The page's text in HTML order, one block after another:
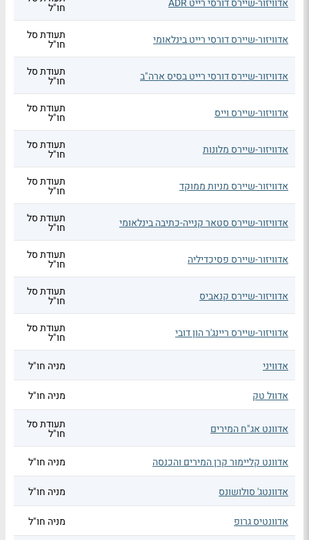
אדוויזור-שיירס דורסי רייט ADR חו"ל
אדוויזור-שיירס דורסי רייט בינלאומי תעודת סל
חו"ל
אדוויזור-שיירס דורסי רייט בסיס ארה"ב תעודת סל
חו"ל
אדוויזור-שיירס וייס תעודת סל
חו"ל
אדוויזור-שיירס מלונות תעודת סל
חו"ל
אדוויזור-שיירס מניות ממוקד תעודת סל
חו"ל
אדוויזור-שיירס סטאר קנייה-כתיבה בינלאומי תעודת סל
חו"ל
אדוויזור-שיירס פסיכדיליה תעודת סל
חו"ל
אדוויזור-שיירס קנאביס תעודת סל
חו"ל
אדוויזור-שיירס ריינג'ר הון דובי תעודת סל
חו"ל
אדוויני
מניה חו"ל
אדוול טק מניה חו"ל
אדוונט אג"ח המירים תעודת סל
חו"ל
אדוונט קליימור קרן המירים והכנסה
מניה חו"ל
אדוונטג' סולושונס מניה חו"ל
אדוונטיס גרופ מניה חו"ל